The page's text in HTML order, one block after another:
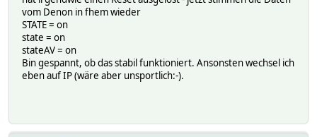
vom Denon in fhem wieder
STATE = on
state = on
stateAV = on
Bin gespannt, ob das stabil funktioniert. Ansonsten wechsel ich
eben auf IP (wäre aber unsportlich:-).